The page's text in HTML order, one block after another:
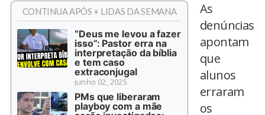
CONTINUA APÓS + LIDAS DA SEMANA
“Deus me levou a fazer
isso”: Pastor erra na
interpretação da bíblia
e tem caso
extraconjugal
junho 02, 2025
PMs que liberaram
playboy com a mãe
As
denúncias
apontam
que
alunos
erraram
os